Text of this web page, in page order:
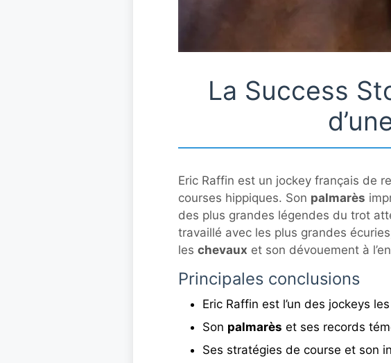
La Success
Eric Raffin est un jockey français de
courses hippiques. Son palmarès
des plus grandes légendes du trot
travaillé avec les plus grandes
les chevaux et son dévouement à
Principales conclusions
Eric Raffin est l’un des jockeys
Son palmarès et ses records
Ses stratégies de course et son